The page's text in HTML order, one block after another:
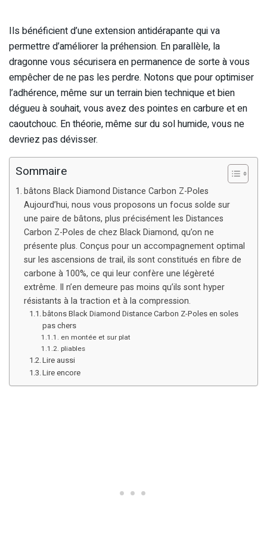
Ils bénéficient d’une extension antidérapante qui va
permettre d’améliorer la préhension. En parallèle, la
dragonne vous sécurisera en permanence de sorte à vous
empêcher de ne pas les perdre. Notons que pour optimiser
l’adhérence, même sur un terrain bien technique et bien
dégueu à souhait, vous avez des pointes en carbure et en
caoutchouc. En théorie, même sur du sol humide, vous ne
devriez pas dévisser.
Sommaire
bâtons Black Diamond Distance Carbon Z-Poles
Aujourd’hui, nous vous proposons un focus solde sur
une paire de bâtons, plus précisément les Distances
Carbon Z-Poles de chez Black Diamond, qu’on ne
présente plus. Conçus pour un accompagnement optimal
sur les ascensions de trail, ils sont constitués en fibre de
carbone à 100%, ce qui leur confère une légèreté
extrême. Il n’en demeure pas moins qu’ils sont hyper
résistants à la traction et à la compression.
bâtons Black Diamond Distance Carbon Z-Poles en soles
pas chers
en montée et sur plat
pliables
Lire aussi
Lire encore